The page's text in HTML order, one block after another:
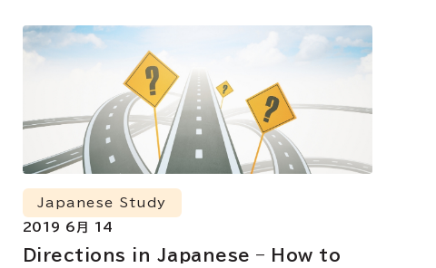
Directions in Japanese – How to
Japanese Study
2019 6月 14